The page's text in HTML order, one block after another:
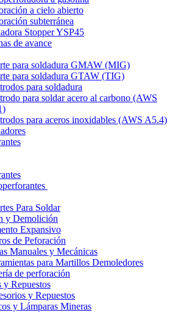
a cielo abierto
subterránea
Stopper YSP45
de avance
para soldadura GMAW (MIG)
para soldadura GTAW (TIG)
para soldadura
para soldar acero al carbono (AWS
para aceros inoxidables (AWS A5.4)
Para Soldar
y Demolición
Expansivo
de Peforación
Manuales y Mecánicas
para Martillos Demoledores
de perforación
y Repuestos
y Repuestos
y Lámparas Mineras